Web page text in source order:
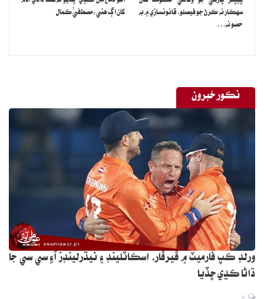
سهڪار نه ڪرڻ جو فيصلو، قانونسازي ۾ به
حصو نه…
کان اڳ هئي: مصطفيٰ ڪمال
نڪور خبرون
ورلڊ ڪپ فارميٽ ۾ ڦيرڦار، اسڪاٽلينڊ ۽ نيڌرلينڊز آءِ سي سي جا
ڌاڻا ڪڍي ڇڏيا